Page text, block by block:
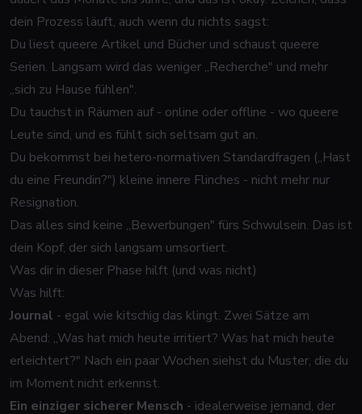
dein Prozess läuft, auch wenn du nichts sagst:
Du liest queere Artikel und Bücher und schaust queere
Serien. Langsam wird das weniger „Recherche" und mehr
„sich zu Hause fühlen".
Du tauchst in Räumen auf - online oder offline - wo queere
Leute sind, und es fühlt sich seltsam gut an.
Du bekommst bei hetero-normativen Standardfragen („Hast
du eine Freundin?") kleine innere Flinches - nicht mehr nur
Resignation.
Das alles sind keine „Bewerbungen" fürs Schwulsein. Das ist
dein Kopf, der sich langsam umsortiert.
Was dir in dieser Phase hilft (und was nicht)
Was hilft:
Journal - egal wie kitschig das klingt. Zwei Sätze am
Abend: „Was hat mich heute irritiert? Was hat mich heute
erleichtert?" Nach ein paar Wochen siehst du Muster, die du
im Moment nicht erkennst.
Ein einziger sicherer Mensch - idealerweise jemand, der